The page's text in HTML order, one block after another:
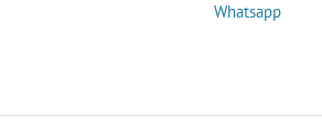
Whatsapp